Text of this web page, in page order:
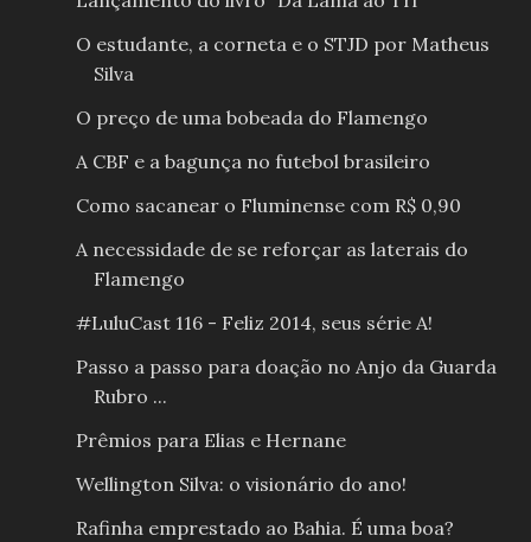
O estudante, a corneta e o STJD por Matheus
Silva
O preço de uma bobeada do Flamengo
A CBF e a bagunça no futebol brasileiro
Como sacanear o Fluminense com R$ 0,90
A necessidade de se reforçar as laterais do
Flamengo
#LuluCast 116 - Feliz 2014, seus série A!
Passo a passo para doação no Anjo da Guarda
Rubro ...
Prêmios para Elias e Hernane
Wellington Silva: o visionário do ano!
Rafinha emprestado ao Bahia. É uma boa?